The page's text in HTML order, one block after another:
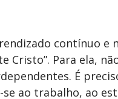
contínuo e
Cristo”. Para ela,
É
ao trabalho, ao